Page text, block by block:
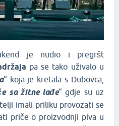
je nudio i pregršt
pa se tako uživalo u
“ koja je kretala s Dubovca,
sa žitne lađe“ gdje su uz
imali priliku provozati se
priče o proizvodnji piva u